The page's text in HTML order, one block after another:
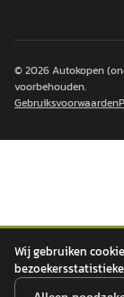
Wij gebruiken
© 2026Autokopen
voorbehouden.
Gebruiksvoorwaarden